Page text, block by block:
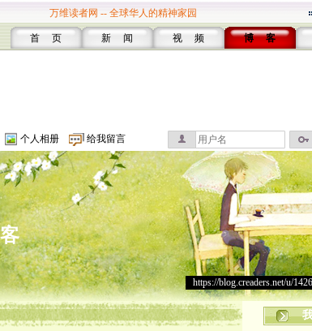
万维读者网 -- 全球华人的精神家园
首 页 新 闻 视 频 博 客
个人相册 给我留言
https://blog.creaders.net/u/